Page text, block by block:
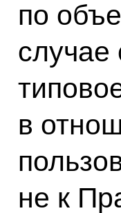
по
случае
в
не к